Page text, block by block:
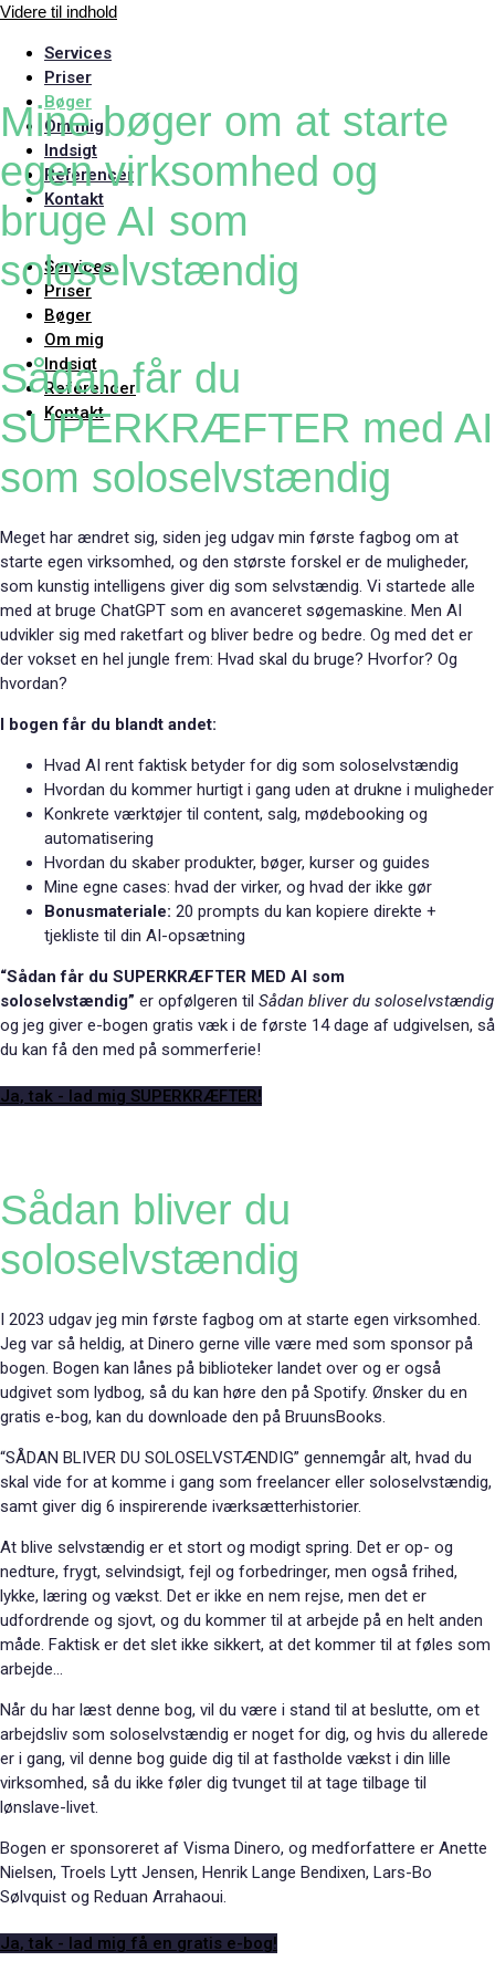
Videre til indhold
Services
Priser
Bøger
Om mig
Indsigt
Referencer
Kontakt
Services
Priser
Bøger
Om mig
Indsigt
Referencer
Kontakt
Mine bøger om at starte
egen virksomhed og
bruge AI som
soloselvstændig
Sådan får du
SUPERKRÆFTER med AI
som soloselvstændig
Meget har ændret sig, siden jeg udgav min første fagbog om at
starte egen virksomhed, og den største forskel er de muligheder,
som kunstig intelligens giver dig som selvstændig. Vi startede alle
med at bruge ChatGPT som en avanceret søgemaskine. Men AI
udvikler sig med raketfart og bliver bedre og bedre. Og med det er
der vokset en hel jungle frem: Hvad skal du bruge? Hvorfor? Og
hvordan?
I bogen får du blandt andet:
Hvad AI rent faktisk betyder for dig som soloselvstændig
Hvordan du kommer hurtigt i gang uden at drukne i muligheder
Konkrete værktøjer til content, salg, mødebooking og
automatisering
Hvordan du skaber produkter, bøger, kurser og guides
Mine egne cases: hvad der virker, og hvad der ikke gør
Bonusmateriale: 20 prompts du kan kopiere direkte +
tjekliste til din AI-opsætning
“Sådan får du SUPERKRÆFTER MED AI som
soloselvstændig” er opfølgeren til Sådan bliver du soloselvstændig
og jeg giver e-bogen gratis væk i de første 14 dage af udgivelsen, så
du kan få den med på sommerferie!
Ja, tak - lad mig SUPERKRÆFTER!
Sådan bliver du
soloselvstændig
I 2023 udgav jeg min første fagbog om at starte egen virksomhed.
Jeg var så heldig, at Dinero gerne ville være med som sponsor på
bogen. Bogen kan lånes på biblioteker landet over og er også
udgivet som lydbog, så du kan høre den på Spotify. Ønsker du en
gratis e-bog, kan du downloade den på BruunsBooks.
“SÅDAN BLIVER DU SOLOSELVSTÆNDIG” gennemgår alt, hvad du
skal vide for at komme i gang som freelancer eller soloselvstændig,
samt giver dig 6 inspirerende iværksætterhistorier.
At blive selvstændig er et stort og modigt spring. Det er op- og
nedture, frygt, selvindsigt, fejl og forbedringer, men også frihed,
lykke, læring og vækst. Det er ikke en nem rejse, men det er
udfordrende og sjovt, og du kommer til at arbejde på en helt anden
måde. Faktisk er det slet ikke sikkert, at det kommer til at føles som
arbejde…
Når du har læst denne bog, vil du være i stand til at beslutte, om et
arbejdsliv som soloselvstændig er noget for dig, og hvis du allerede
er i gang, vil denne bog guide dig til at fastholde vækst i din lille
virksomhed, så du ikke føler dig tvunget til at tage tilbage til
lønslave-livet.
Bogen er sponsoreret af Visma Dinero, og medforfattere er Anette
Nielsen, Troels Lytt Jensen, Henrik Lange Bendixen, Lars-Bo
Sølvquist og Reduan Arrahaoui.
Ja, tak - lad mig få en gratis e-bog!